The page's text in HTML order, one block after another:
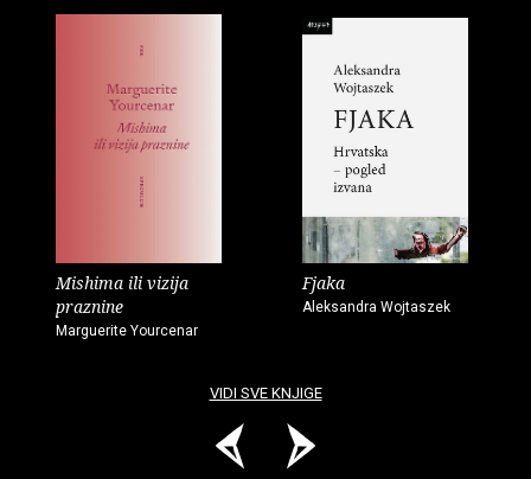
Mishima ili vizija
praznine
Marguerite Yourcenar
Fjaka
Aleksandra Wojtaszek
VIDI SVE KNJIGE